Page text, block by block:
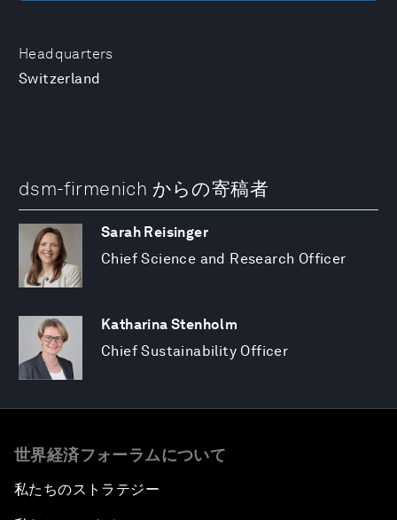
Headquarters
Switzerland
dsm-firmenich からの寄稿者
Sarah Reisinger
Chief Science and Research Officer
Katharina Stenholm
Chief Sustainability Officer
世界経済フォーラムについて
私たちのストラテジー